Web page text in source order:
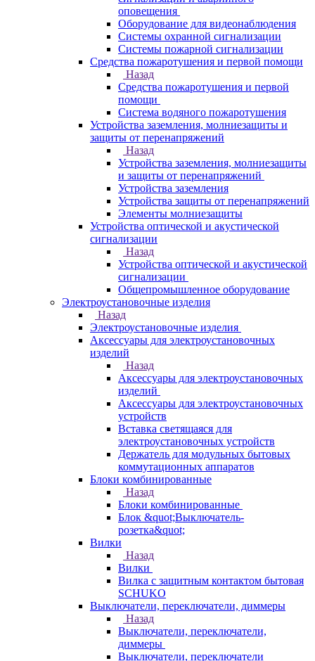
оповещения
Оборудование для видеонаблюдения
Системы охранной сигнализации
Системы пожарной сигнализации
Средства пожаротушения и первой помощи
Назад
Средства пожаротушения и первой
помощи
Система водяного пожаротушения
Устройства заземления, молниезащиты и
защиты от перенапряжений
Назад
Устройства заземления, молниезащиты
и защиты от перенапряжений
Устройства заземления
Устройства защиты от перенапряжений
Элементы молниезащиты
Устройства оптической и акустической
сигнализации
Назад
Устройства оптической и акустической
сигнализации
Общепромышленное оборудование
Электроустановочные изделия
Назад
Электроустановочные изделия
Аксессуары для электроустановочных
изделий
Назад
Аксессуары для электроустановочных
изделий
Аксессуары для электроустановочных
устройств
Вставка светящаяся для
электроустановочных устройств
Держатель для модульных бытовых
коммутационных аппаратов
Блоки комбинированные
Назад
Блоки комбинированные
Блок &quot;Выключатель-
розетка&quot;
Вилки
Назад
Вилки
Вилка с защитным контактом бытовая
SCHUKO
Выключатели, переключатели, диммеры
Назад
Выключатели, переключатели,
диммеры
Выключатели, переключатели